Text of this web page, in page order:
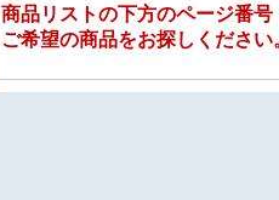
商品リストの下方のページ番
ご希望の商品をお探しください